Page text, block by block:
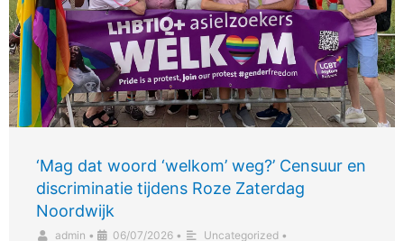
‘Mag dat woord ‘welkom’ weg?’ Censuur en
discriminatie tijdens Roze Zaterdag
Noordwijk
admin • 06/07/2026 • Uncategorized •